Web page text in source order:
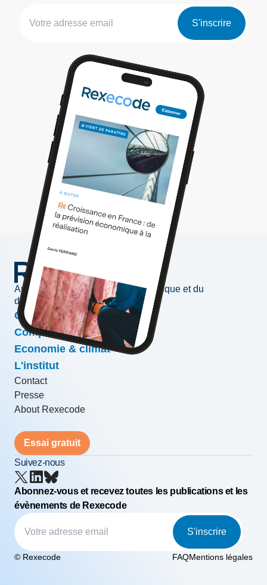
S'inscrire
Au service de l'information économique et du
développement des entreprises
Conjoncture & prévisions
Compétitivité & croissance
Economie & climat
L'institut
Contact
Presse
About Rexecode
Essai gratuit
Suivez-nous
Abonnez-vous et recevez toutes les publications et les
évènements de Rexecode
S'inscrire
© Rexecode FAQMentions légales